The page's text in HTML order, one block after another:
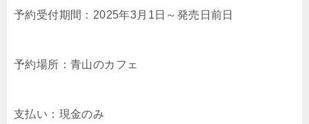
予約受付期間：2025年3月1日～発売日前日
予約場所：青山のカフェ
支払い：現金のみ